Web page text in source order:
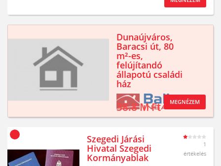
Dunaújváros,
Baracsi út, 80
m²-es,
felújítandó
állapotú családi
ház
38.8 M Ft MEGNÉZEM
Szegedi Járási
Hivatal Szegedi
Kormányablak
1
értékelés